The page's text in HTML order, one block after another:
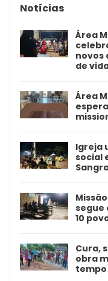
Notícias
Área
novos
de
Área
Igreja
social
segue
10
Cura,
obra
tempo